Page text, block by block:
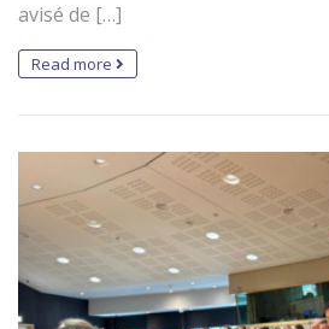
avisé de […]
Read more